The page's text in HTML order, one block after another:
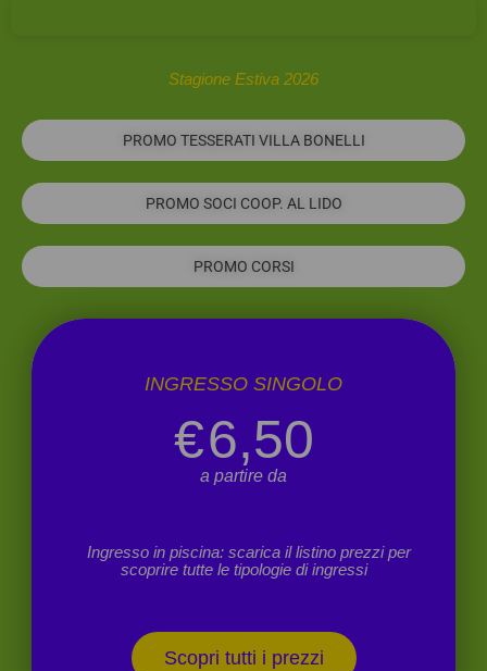
Stagione Estiva 2026
PROMO TESSERATI VILLA BONELLI
PROMO SOCI COOP. AL LIDO
PROMO CORSI
INGRESSO SINGOLO
€6,50
a partire da
Ingresso in piscina: scarica il listino prezzi per
scoprire tutte le tipologie di ingressi
Scopri tutti i prezzi